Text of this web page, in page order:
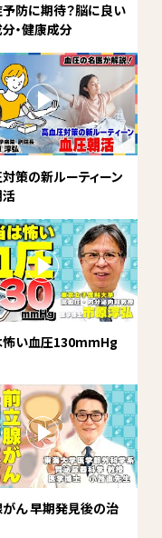
防に期待？脳に良い
・健康成分
策の新ルーティーン
怖い血圧130mmHg
ん 早期発見後の治